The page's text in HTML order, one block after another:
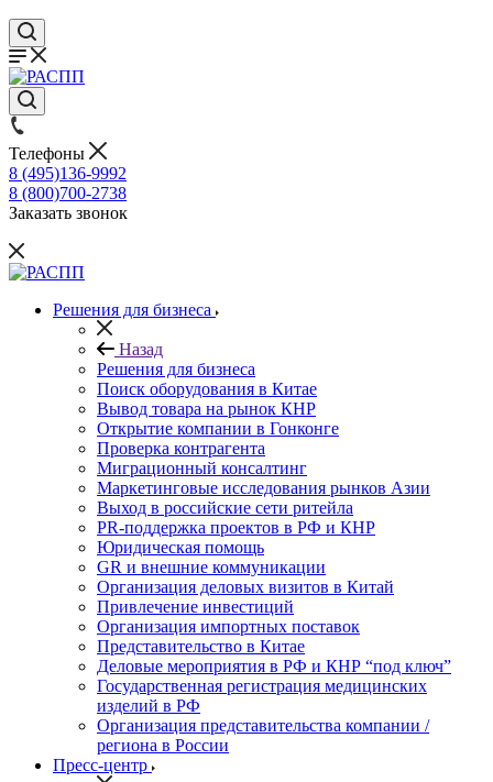
Телефоны
8 (495)136-9992
8 (800)700-2738
Заказать звонок
Решения для бизнеса
Назад
Решения для бизнеса
Поиск оборудования в Китае
Вывод товара на рынок КНР
Открытие компании в Гонконге
Проверка контрагента
Миграционный консалтинг
Маркетинговые исследования рынков Азии
Выход в российские сети ритейла
PR-поддержка проектов в РФ и КНР
Юридическая помощь
GR и внешние коммуникации
Организация деловых визитов в Китай
Привлечение инвестиций
Организация импортных поставок
Представительство в Китае
Деловые мероприятия в РФ и КНР “под ключ”
Государственная регистрация медицинских
изделий в РФ
Организация представительства компании /
региона в России
Пресс-центр